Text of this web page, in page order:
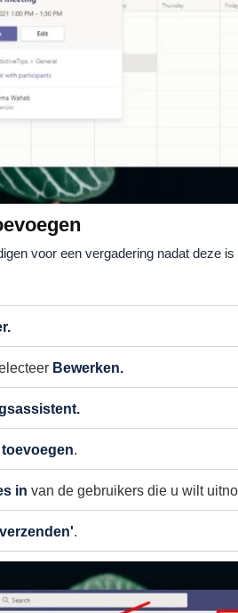
voor een vergadering nadat deze
Bewerken.
.
in van de gebruikers die u wilt
.